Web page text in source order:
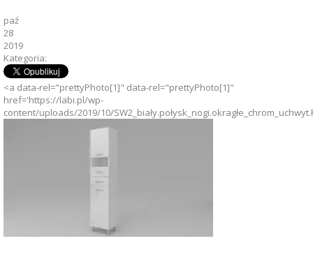
paź
28
2019
Kategoria:
<a data-rel="prettyPhoto[1]" data-rel="prettyPhoto[1]"
href='https://labi.pl/wp-
content/uploads/2019/10/